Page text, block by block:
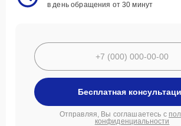
в день обращения от 30 минут
Бесплатная
Отправляя, Вы соглашаетесь с
конфиденциальности